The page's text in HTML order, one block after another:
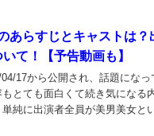
あらすじとキャストは？
て！【予告動画も】
17から公開され、話題にな
とそ...